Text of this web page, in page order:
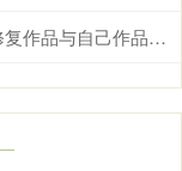
配资炒股之家 博主举报央美毕业展一壁画修复作品与自己作品“撞款”，当事学生回应